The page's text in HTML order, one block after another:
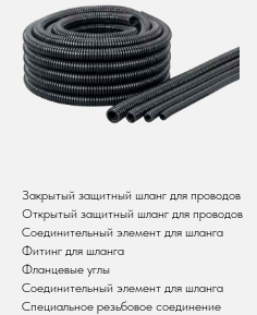
Закрытый защитный шланг для проводов
Открытый защитный шланг для проводов
Соединительный элемент для шланга
Фитинг для шланга
Фланцевые углы
Соединительный элемент для шланга
Специальное резьбовое соединение